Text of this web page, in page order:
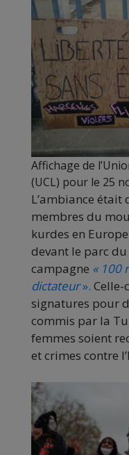
Affichage de
(UCL) pour le 25
L’ambiance était
membres du
kurdes en
devant le parc du
campagne « 100
dictateur». Celle-
signatures pour
commis par la
femmes soient
et crimes contre